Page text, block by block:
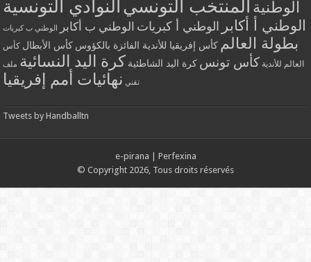
الوطنية المنتخب التونسي النوادي التونسية
الوطني أ أكابر الوطني أ كبريات الوطني ب أكابر الوطني ب كبريات
بطولة العالم كأس إفريقيا للأندية الفائزة بالكؤوس كأس الأبطال كأس
العالم للأندية كأس تونس كرة اليد الشاطئية كرة اليد النسائية ملف
تقني نهائيات أمم إفريقيا
Tweets by Handballtn
e-pirana
Perfexina
© Copyright 2026, Tous droits réservés